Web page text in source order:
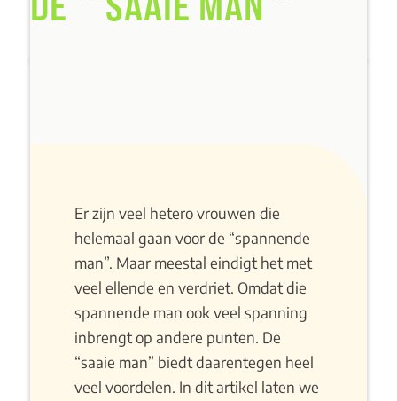
Er zijn veel hetero vrouwen die
helemaal gaan voor de “spannende
man”. Maar meestal eindigt het met
veel ellende en verdriet. Omdat die
spannende man ook veel spanning
inbrengt op andere punten. De
“saaie man” biedt daarentegen heel
veel voordelen. In dit artikel laten we